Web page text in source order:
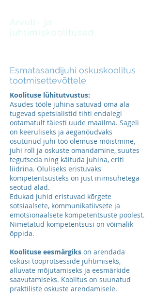
Arvuti- ja
juhtimiskoolitused
Esmatasandijuhi oskuskoolitus
tootmisettevõttele
Koolituse lühitutvustus:
Asudes tööle juhina satuvad oma ala
tugevad spetsialistid tihti endalegi
ootamatult täiesti uude maailma. Sageli
on keeruliseks ja aeganõudvaks
osutunud juhi töö olemuse mõistmine,
juhi roll ja oskuste omandamine, suutes
tegutseda ning käituda juhina, eriti
liidrina. Oluliseks eristuvaks
kompetentsusteks on just inimsuhetega
seotud alad.
Edukad juhid eristuvad kõrgete
sotsiaalsete, kommunikatiivsete ja
emotsionaalsete kompetentsuste poolest.
Nimetatud kompetentsusi on võimalik
õppida.
Koolituse eesmärgiks on arendada
oskusi tööprotsesside juhtimiseks,
alluvate mõjutamiseks ja eesmärkide
saavutamiseks. Koolitus on suunatud
praktiliste oskuste arendamisele.